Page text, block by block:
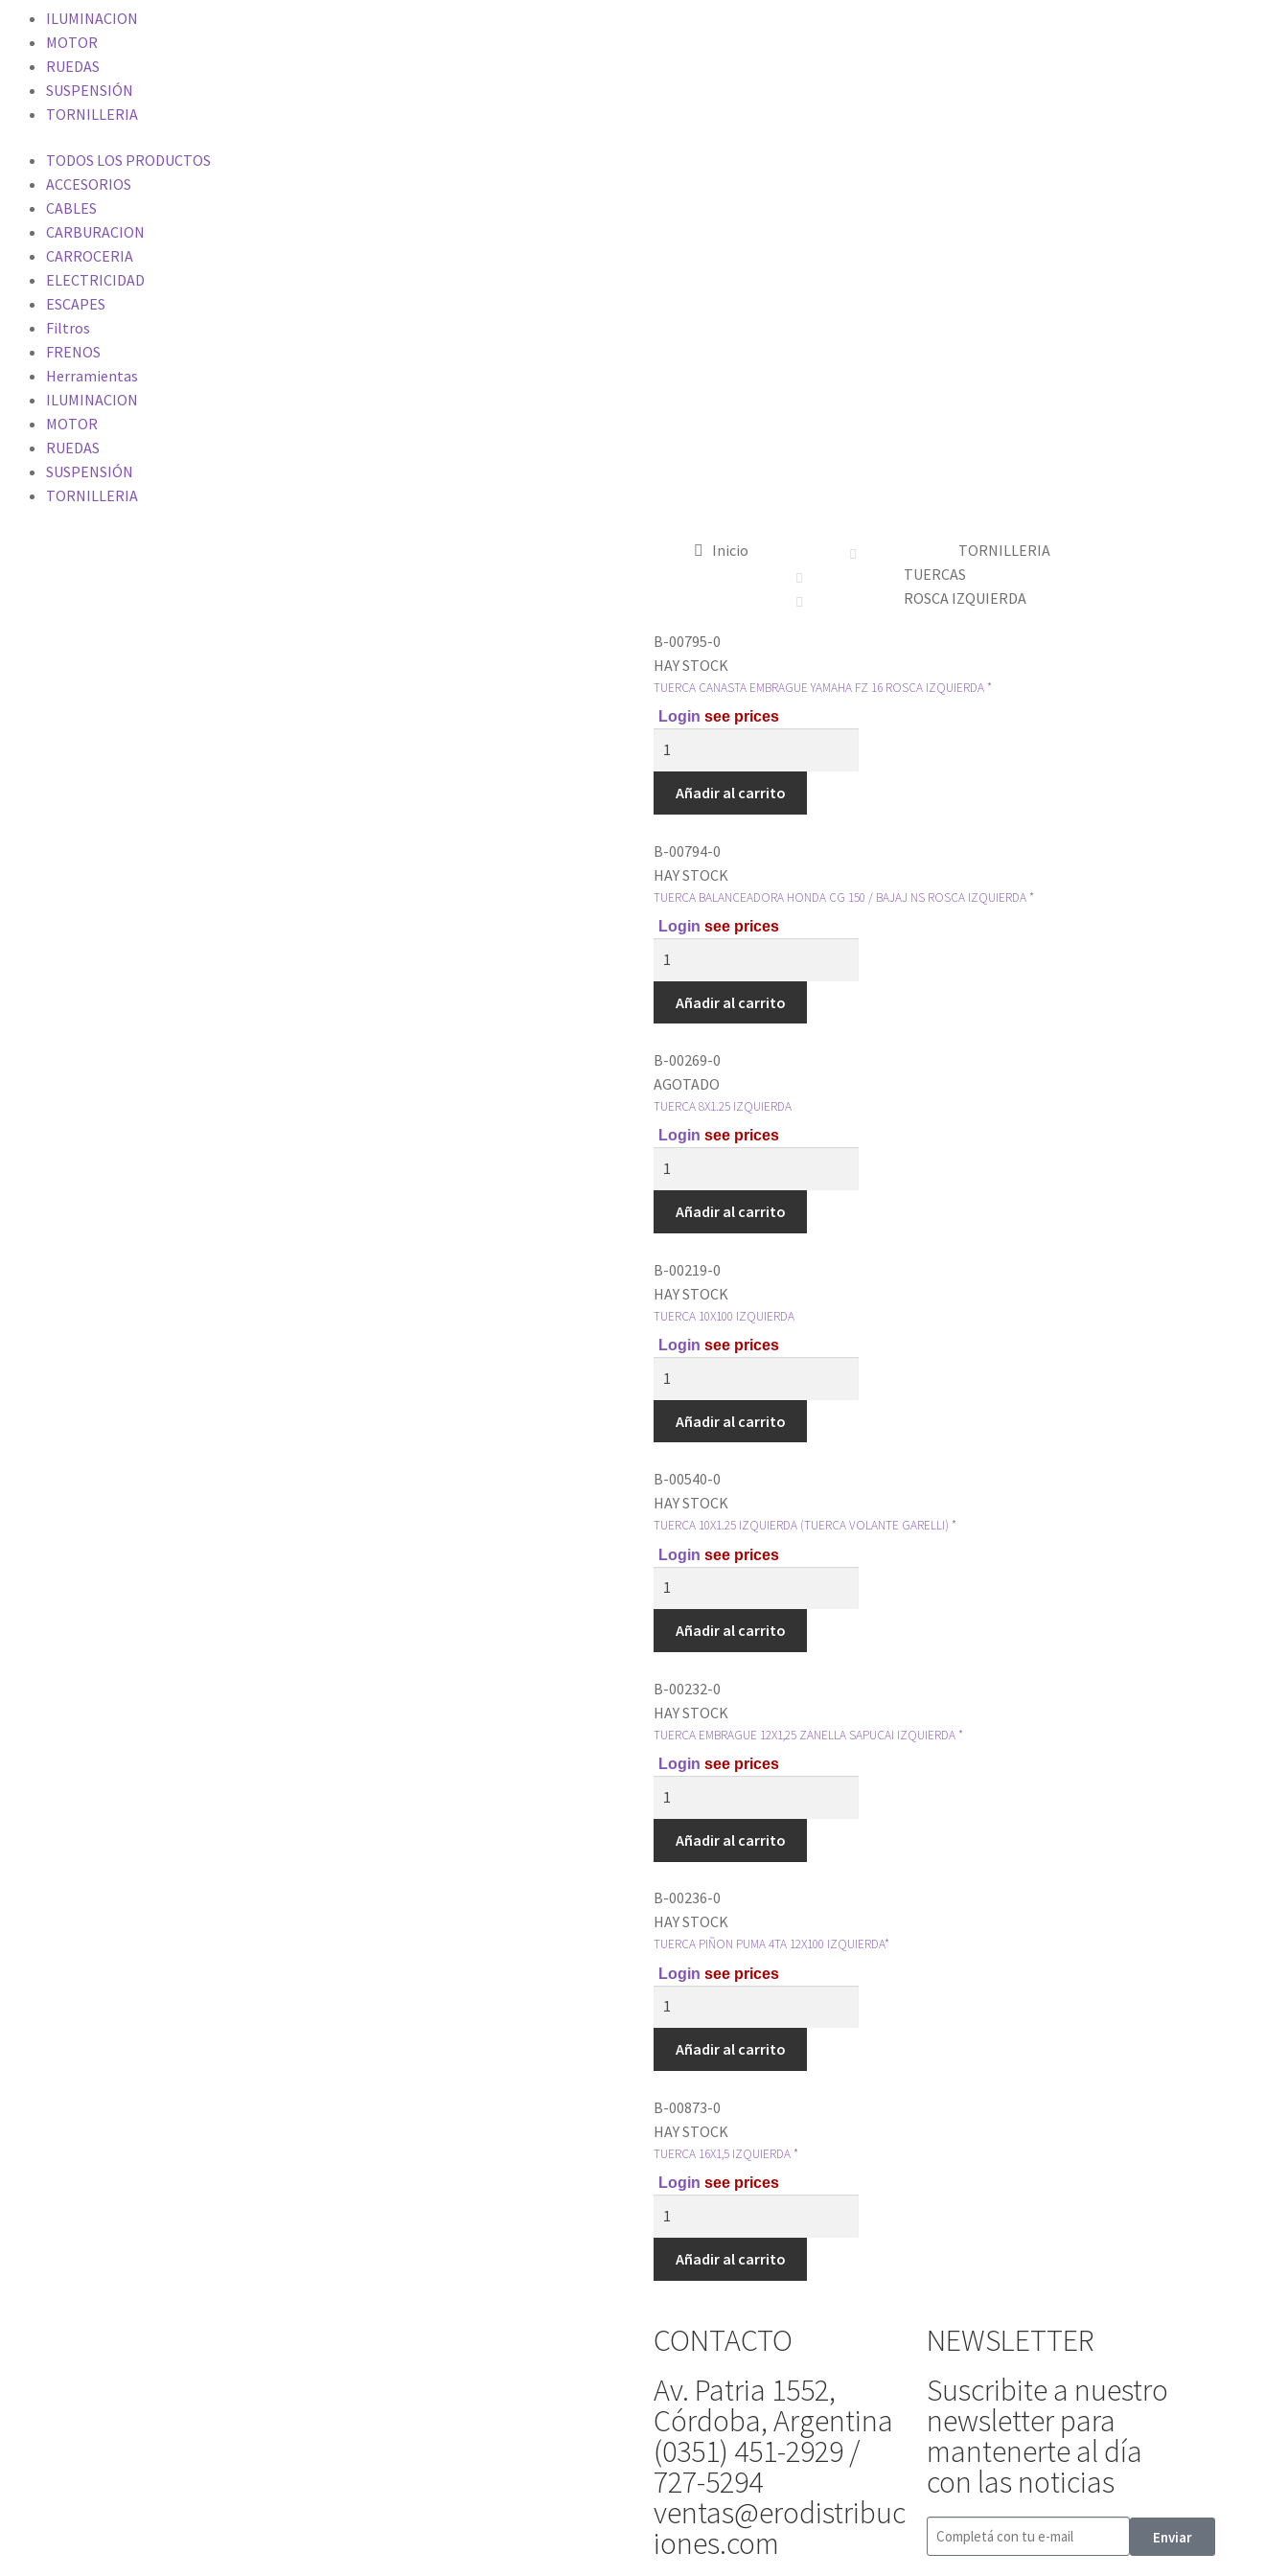
ILUMINACION
MOTOR
RUEDAS
SUSPENSIÓN
TORNILLERIA
TODOS LOS PRODUCTOS
ACCESORIOS
CABLES
CARBURACION
CARROCERIA
ELECTRICIDAD
ESCAPES
Filtros
FRENOS
Herramientas
ILUMINACION
MOTOR
RUEDAS
SUSPENSIÓN
TORNILLERIA
Inicio
TORNILLERIA
TUERCAS
ROSCA IZQUIERDA
B-00795-0
HAY STOCK
TUERCA CANASTA EMBRAGUE YAMAHA FZ 16 ROSCA IZQUIERDA *
Login see prices
Añadir al carrito
B-00794-0
HAY STOCK
TUERCA BALANCEADORA HONDA CG 150 / BAJAJ NS ROSCA IZQUIERDA *
Login see prices
Añadir al carrito
B-00269-0
AGOTADO
TUERCA 8X1.25 IZQUIERDA
Login see prices
Añadir al carrito
B-00219-0
HAY STOCK
TUERCA 10X100 IZQUIERDA
Login see prices
Añadir al carrito
B-00540-0
HAY STOCK
TUERCA 10X1.25 IZQUIERDA (TUERCA VOLANTE GARELLI) *
Login see prices
Añadir al carrito
B-00232-0
HAY STOCK
TUERCA EMBRAGUE 12X1,25 ZANELLA SAPUCAI IZQUIERDA *
Login see prices
Añadir al carrito
B-00236-0
HAY STOCK
TUERCA PIÑON PUMA 4TA 12X100 IZQUIERDA*
Login see prices
Añadir al carrito
B-00873-0
HAY STOCK
TUERCA 16X1,5 IZQUIERDA *
Login see prices
Añadir al carrito
CONTACTO
Av. Patria 1552,
Córdoba, Argentina
(0351) 451-2929 /
727-5294
ventas@erodistribuc
iones.com
NEWSLETTER
Suscribite a nuestro
newsletter para
mantenerte al día
con las noticias
Enviar